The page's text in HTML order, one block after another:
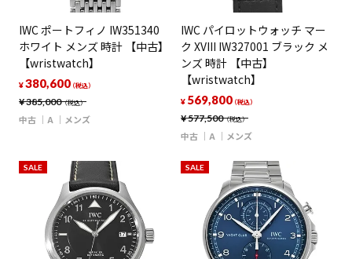
IWC ポートフィノ IW351340
ホワイト メンズ 時計 【中古】
【wristwatch】
¥385,000（税込）
¥380,600（税込）
中古 A メンズ
IWC パイロットウォッチ マー
ク XVIII IW327001 ブラック メ
ンズ 時計 【中古】
【wristwatch】
¥577,500（税込）
¥ 569,800（税込）
中古 A メンズ
SALE SALE